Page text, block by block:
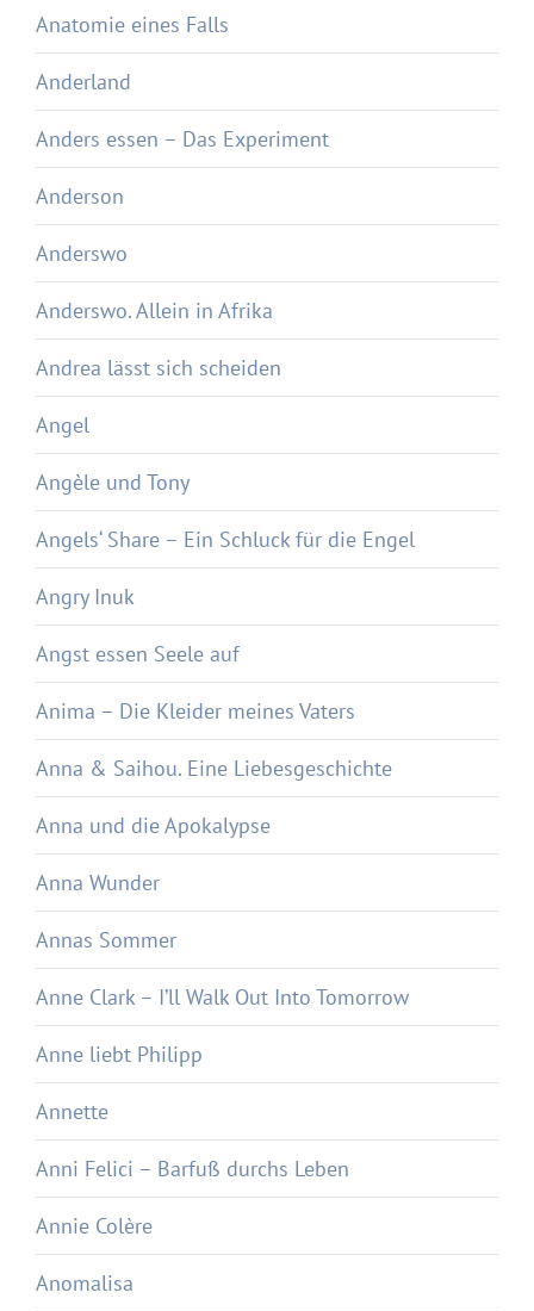
Anatomie eines Falls
Anderland
Anders essen – Das Experiment
Anderson
Anderswo
Anderswo. Allein in Afrika
Andrea lässt sich scheiden
Angel
Angèle und Tony
Angels‘ Share – Ein Schluck für die Engel
Angry Inuk
Angst essen Seele auf
Anima – Die Kleider meines Vaters
Anna & Saihou. Eine Liebesgeschichte
Anna und die Apokalypse
Anna Wunder
Annas Sommer
Anne Clark – I’ll Walk Out Into Tomorrow
Anne liebt Philipp
Annette
Anni Felici – Barfuß durchs Leben
Annie Colère
Anomalisa